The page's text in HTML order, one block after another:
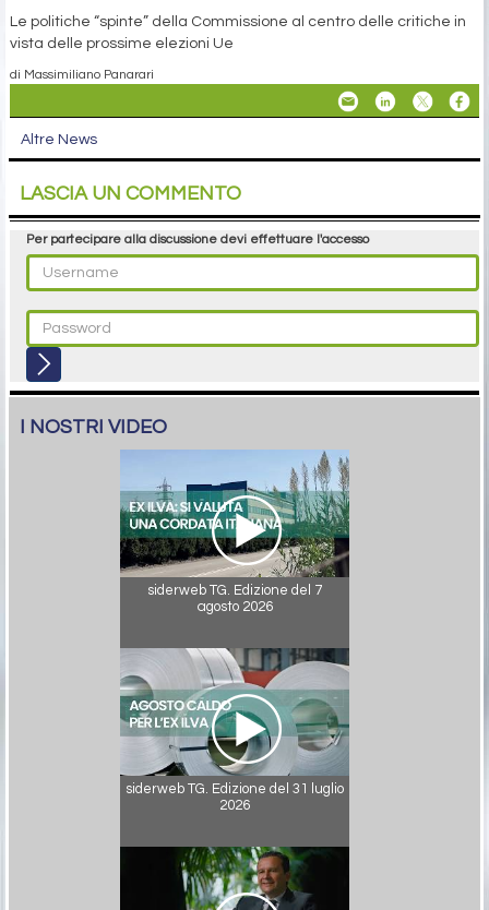
Le politiche “spinte” della Commissione al centro delle critiche in
vista delle prossime elezioni Ue
di Massimiliano Panarari
Altre News
LASCIA UN COMMENTO
Per partecipare alla discussione devi effettuare l'accesso
I NOSTRI VIDEO
siderweb TG. Edizione del 7
agosto 2026
siderweb TG. Edizione del 31 luglio
2026